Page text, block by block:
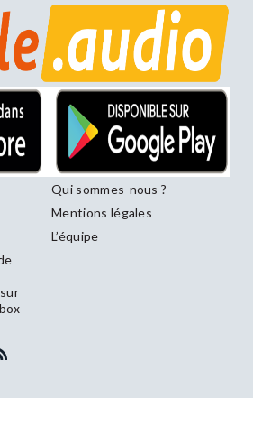
Qui sommes-nous ?
Mentions légales
L’équipe